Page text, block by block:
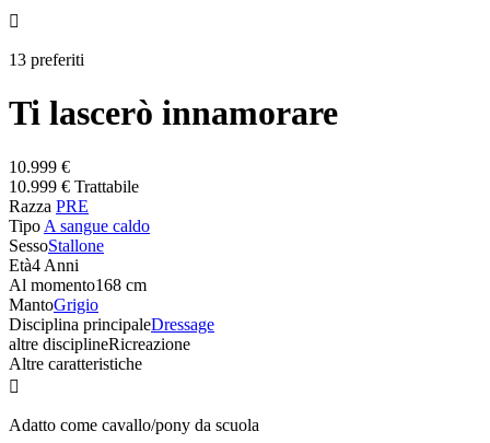

13 preferiti
Ti lascerò innamorare
10.999 €
10.999 € Trattabile
Razza PRE
Tipo A sangue caldo
SessoStallone
Età4 Anni
Al momento168 cm
MantoGrigio
Disciplina principaleDressage
altre disciplineRicreazione
Altre caratteristiche

Adatto come cavallo/pony da scuola